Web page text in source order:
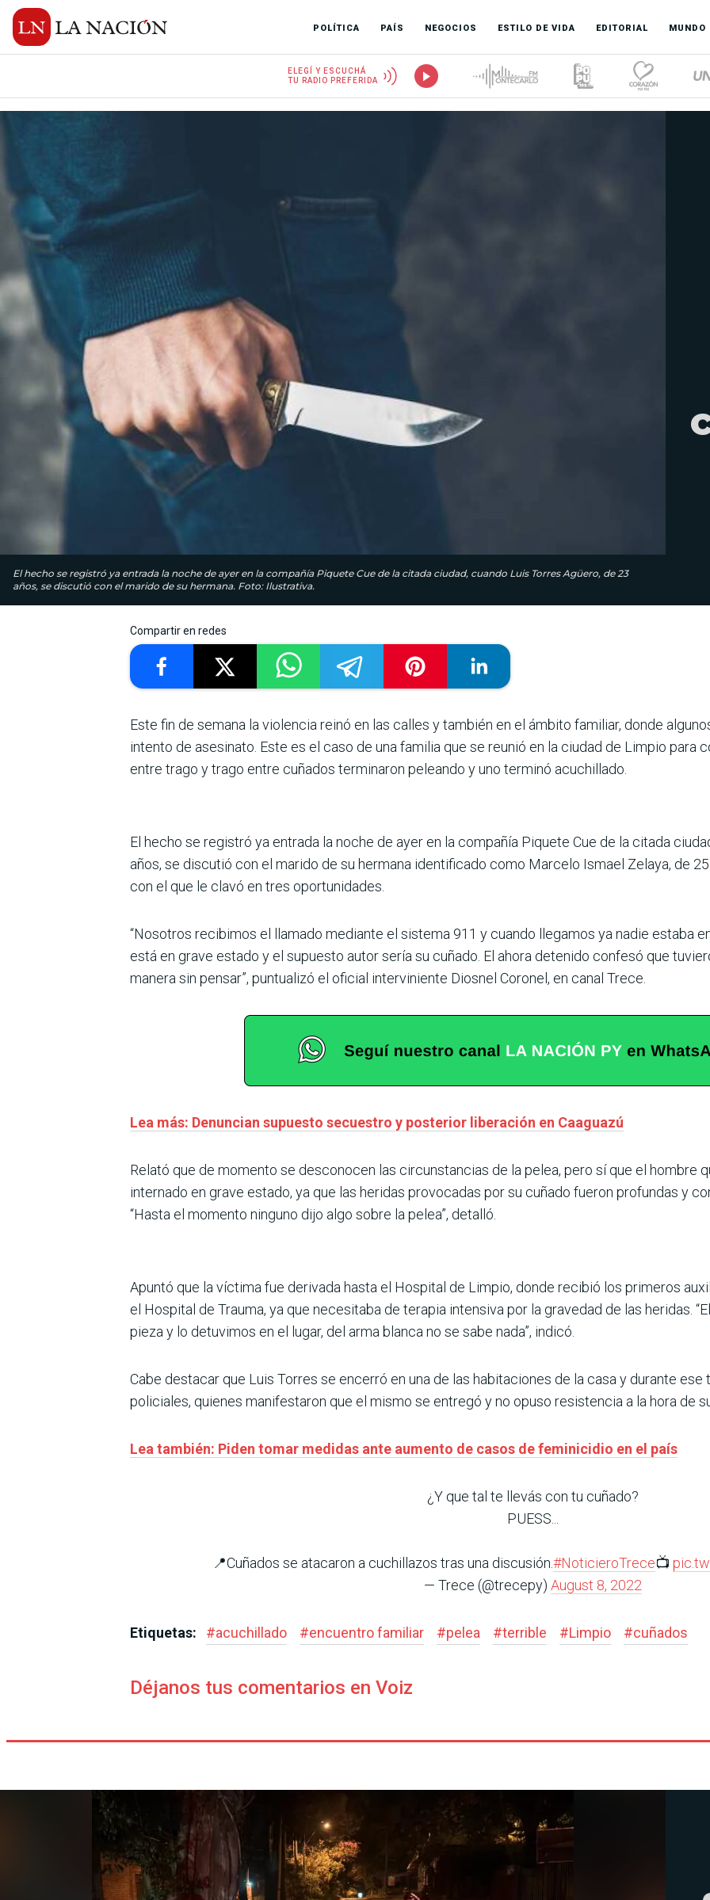
POLÍTICA PAÍS NEGOCIOS ESTILO DE VIDA EDITORIAL MUNDO
ELEGÍ Y ESCUCHÁ
TU RADIO PREFERIDA
El hecho se registró ya entrada la noche de ayer en la compañía Piquete Cue de la citada ciudad, cuando Luis Torres Agüero, de 23
años, se discutió con el marido de su hermana. Foto: Ilustrativa.
Compartir en redes
Este fin de semana la violencia reinó en las calles y también en el ámbito familiar, donde
intento de asesinato. Este es el caso de una familia que se reunió en la ciudad de Limpio para
entre trago y trago entre cuñados terminaron peleando y uno terminó acuchillado.
El hecho se registró ya entrada la noche de ayer en la compañía Piquete Cue de la citada
años, se discutió con el marido de su hermana identificado como Marcelo Ismael Zelaya, de
con el que le clavó en tres oportunidades.
“Nosotros recibimos el llamado mediante el sistema 911 y cuando llegamos ya nadie estaba
está en grave estado y el supuesto autor sería su cuñado. El ahora detenido confesó que
manera sin pensar”, puntualizó el oficial interviniente Diosnel Coronel, en canal Trece.
Lea más: Denuncian supuesto secuestro y posterior liberación en Caaguazú
Relató que de momento se desconocen las circunstancias de la pelea, pero sí que el hombre
internado en grave estado, ya que las heridas provocadas por su cuñado fueron profundas y
“Hasta el momento ninguno dijo algo sobre la pelea”, detalló.
Apuntó que la víctima fue derivada hasta el Hospital de Limpio, donde recibió los primeros
el Hospital de Trauma, ya que necesitaba de terapia intensiva por la gravedad de las heridas.
pieza y lo detuvimos en el lugar, del arma blanca no se sabe nada”, indicó.
Cabe destacar que Luis Torres se encerró en una de las habitaciones de la casa y durante
policiales, quienes manifestaron que el mismo se entregó y no opuso resistencia a la hora de
Lea también: Piden tomar medidas ante aumento de casos de feminicidio en el país
¿Y que tal te llevás con tu cuñado?
PUESS...
📍Cuñados se atacaron a cuchillazos tras una discusión.#NoticieroTrece📺
— Trece (@trecepy) August 8, 2022
Etiquetas: #acuchillado #encuentro familiar #pelea #terrible #Limpio #cuñados
Déjanos tus comentarios en Voiz